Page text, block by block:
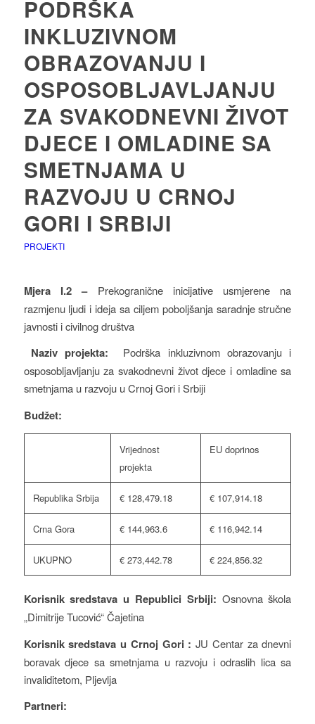
PODRŠKA
INKLUZIVNOM
OBRAZOVANJU I
OSPOSOBLJAVLJANJU
ZA SVAKODNEVNI ŽIVOT
DJECE I OMLADINE SA
SMETNJAMA U
RAZVOJU U CRNOJ
GORI I SRBIJI
PROJEKTI
Mjera I.2 – Prekogranične inicijative usmjerene na
razmjenu ljudi i ideja sa ciljem poboljšanja saradnje stručne
javnosti i civilnog društva
Naziv projekta: Podrška inkluzivnom obrazovanju i
osposobljavljanju za svakodnevni život djece i omladine sa
smetnjama u razvoju u Crnoj Gori i Srbiji
Budžet:
Vrijednost
projekta
EU doprinos
Republika Srbija € 128,479.18 € 107,914.18
Crna Gora € 144,963.6 € 116,942.14
UKUPNO € 273,442.78 € 224,856.32
Korisnik sredstava u Republici Srbiji: Osnovna škola
„Dimitrije Tucović“ Čajetina
Korisnik sredstava u Crnoj Gori : JU Centar za dnevni
boravak djece sa smetnjama u razvoju i odraslih lica sa
invaliditetom, Pljevlja
Partneri: